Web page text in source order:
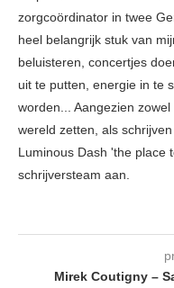
zorgcoördinator in twee
heel belangrijk stuk van
beluisteren, concertjes
uit te putten, energie in te
worden... Aangezien
wereld zetten, als
Luminous Dash 'the place
schrijversteam aan.
Mirek Coutigny –